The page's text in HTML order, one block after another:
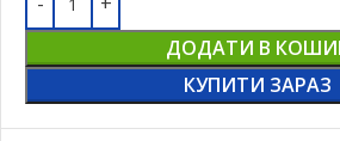
ДОДАТИ В
КУПИТИ ЗАРАЗ